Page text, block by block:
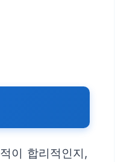
이 합리적인지,